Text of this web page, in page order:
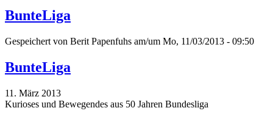
BunteLiga
Gespeichert von Berit Papenfuhs am/um Mo, 11/03/2013 - 09:50
BunteLiga
11. März 2013
Kurioses und Bewegendes aus 50 Jahren Bundesliga